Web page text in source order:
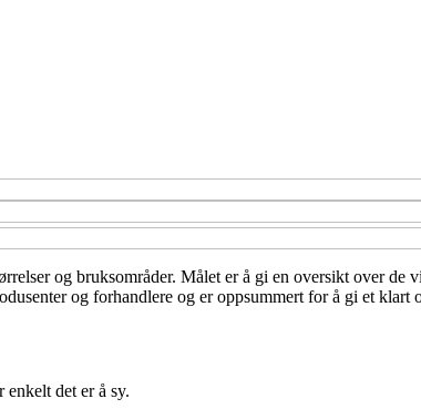
og bruksområder. Målet er å gi en oversikt over de
og forhandlere og er oppsummert for å gi et
det er å sy.